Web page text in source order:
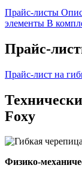
Прайс-листы
элементы В
Прайс-
Прайс-лист на
Foxy
Физико-